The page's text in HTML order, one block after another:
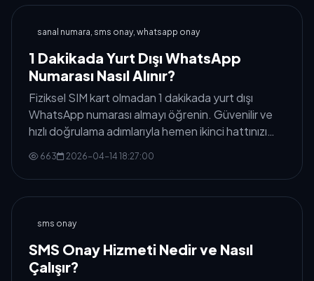
sanal numara, sms onay, whatsapp onay
1 Dakikada Yurt Dışı WhatsApp
Numarası Nasıl Alınır?
Fiziksel SIM kart olmadan 1 dakikada yurt dışı
WhatsApp numarası almayı öğrenin. Güvenilir ve
hızlı doğrulama adımlarıyla hemen ikinci hattınızı
663 2026-04-14 18:27:00
sms onay
SMS Onay Hizmeti Nedir ve Nasıl
Çalışır?